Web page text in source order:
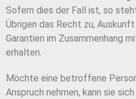
Sofern dies der Fall ist, so
Übrigen das Recht zu,
Garantien im Zusammenhang
erhalten.
Möchte eine betroffene
Anspruch nehmen, kann sie